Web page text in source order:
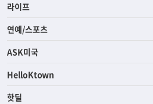
라이프
연예/스포츠
ASK미국
HelloKtown
핫딜